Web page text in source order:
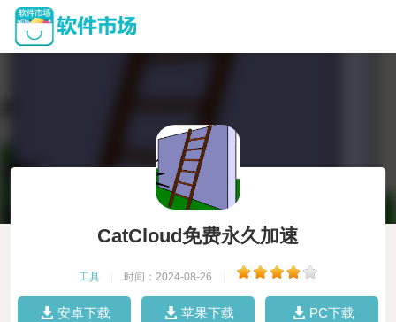
CatCloud免费永久加速
工具 时间：2024-08-26
安卓下载 苹果下载 PC下载